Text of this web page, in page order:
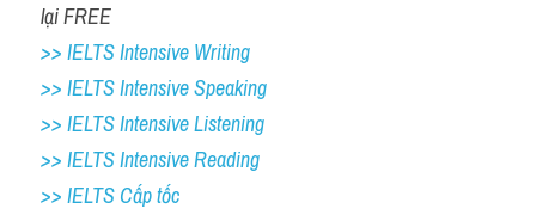
lại FREE
>> IELTS Intensive Writing
>> IELTS Intensive Speaking
>> IELTS Intensive Listening
>> IELTS Intensive Reading
>> IELTS Cấp tốc